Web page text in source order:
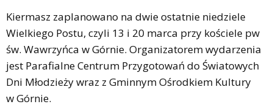
Kiermasz zaplanowano na dwie ostatnie niedziele
Wielkiego Postu, czyli 13 i 20 marca przy kościele pw
św. Wawrzyńca w Górnie. Organizatorem wydarzenia
jest Parafialne Centrum Przygotowań do Światowych
Dni Młodzieży wraz z Gminnym Ośrodkiem Kultury
w Górnie.